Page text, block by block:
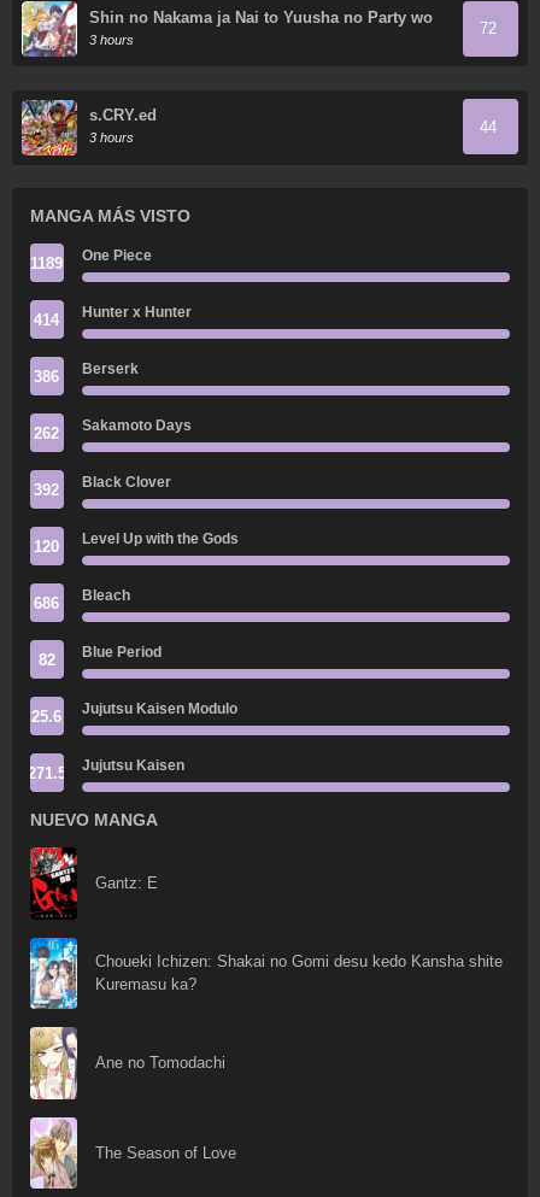
Shin no Nakama ja Nai to Yuusha no Party wo
Oidasareta node, Henkyou de Slow Life suru
Koto ni Shimashita
3 hours
72
s.CRY.ed
3 hours
44
MANGA MÁS VISTO
1189 One Piece
414 Hunter x Hunter
386 Berserk
262 Sakamoto Days
392 Black Clover
120 Level Up with the Gods
686 Bleach
82 Blue Period
25.6 Jujutsu Kaisen Modulo
271.5 Jujutsu Kaisen
NUEVO MANGA
Gantz: E
Choueki Ichizen: Shakai no Gomi desu kedo Kansha shite
Kuremasu ka?
Ane no Tomodachi
The Season of Love